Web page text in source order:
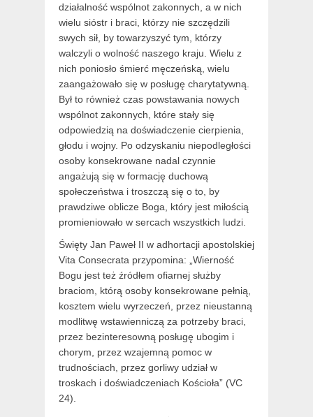
działalność wspólnot zakonnych, a w nich
wielu sióstr i braci, którzy nie szczędzili
swych sił, by towarzyszyć tym, którzy
walczyli o wolność naszego kraju. Wielu z
nich poniosło śmierć męczeńską, wielu
zaangażowało się w posługę charytatywną.
Był to również czas powstawania nowych
wspólnot zakonnych, które stały się
odpowiedzią na doświadczenie cierpienia,
głodu i wojny. Po odzyskaniu niepodległości
osoby konsekrowane nadal czynnie
angażują się w formację duchową
społeczeństwa i troszczą się o to, by
prawdziwe oblicze Boga, który jest miłością
promieniowało w sercach wszystkich ludzi.
Święty Jan Paweł II w adhortacji apostolskiej
Vita Consecrata przypomina: „Wierność
Bogu jest też źródłem ofiarnej służby
braciom, którą osoby konsekrowane pełnią,
kosztem wielu wyrzeczeń, przez nieustanną
modlitwę wstawienniczą za potrzeby braci,
przez bezinteresowną posługę ubogim i
chorym, przez wzajemną pomoc w
trudnościach, przez gorliwy udział w
troskach i doświadczeniach Kościoła” (VC
24).